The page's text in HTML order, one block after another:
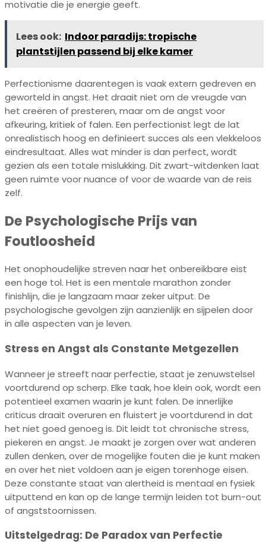
motivatie die je energie geeft.
Lees ook: Indoor paradijs: tropische
plantstijlen passend bij elke kamer
Perfectionisme daarentegen is vaak extern gedreven en
geworteld in angst. Het draait niet om de vreugde van
het creëren of presteren, maar om de angst voor
afkeuring, kritiek of falen. Een perfectionist legt de lat
onrealistisch hoog en definieert succes als een vlekkeloos
eindresultaat. Alles wat minder is dan perfect, wordt
gezien als een totale mislukking. Dit zwart-witdenken laat
geen ruimte voor nuance of voor de waarde van de reis
zelf.
De Psychologische Prijs van
Foutloosheid
Het onophoudelijke streven naar het onbereikbare eist
een hoge tol. Het is een mentale marathon zonder
finishlijn, die je langzaam maar zeker uitput. De
psychologische gevolgen zijn aanzienlijk en sijpelen door
in alle aspecten van je leven.
Stress en Angst als Constante Metgezellen
Wanneer je streeft naar perfectie, staat je zenuwstelsel
voortdurend op scherp. Elke taak, hoe klein ook, wordt een
potentieel examen waarin je kunt falen. De innerlijke
criticus draait overuren en fluistert je voortdurend in dat
het niet goed genoeg is. Dit leidt tot chronische stress,
piekeren en angst. Je maakt je zorgen over wat anderen
zullen denken, over de mogelijke fouten die je kunt maken
en over het niet voldoen aan je eigen torenhoge eisen.
Deze constante staat van alertheid is mentaal en fysiek
uitputtend en kan op de lange termijn leiden tot burn-out
of angststoornissen.
Uitstelgedrag: De Paradox van Perfectie